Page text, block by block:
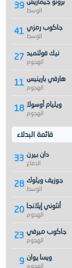
39 الوسط
41 جاكوب رمزي
الوسط
27 نيك فولتميد
الهجوم
11 هارفي بارينيس
الهجوم
18 ويليام أوسولا
الهجوم
قائمة البدلاء
33 دان بيرن
الدفاع
28 جوزيف ويلوك
الوسط
20 أنثوني إيلانجا
الهجوم
23 جاكوب ميرفي
الهجوم
9 ويسا يوان
الهجوم